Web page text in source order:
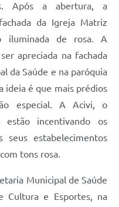
Após a abertura, a
da Igreja Matriz
iluminada de rosa. A
apreciada na fachada
da Saúde e na paróquia
ideia é que mais prédios
especial. A Acivi, o
incentivando os
seus estabelecimentos
tons rosa.
Municipal de Saúde
Cultura e Esportes, na